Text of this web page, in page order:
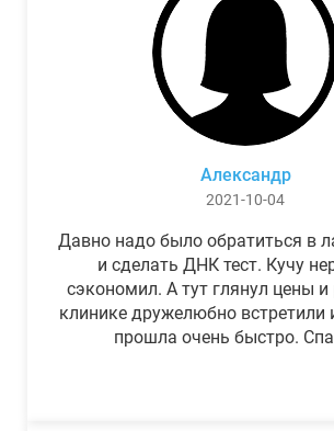
Александр
2021-10-04
Давно надо было обратиться в
и сделать ДНК тест. Кучу
сэкономил. А тут глянул цены
клинике дружелюбно встретили
прошла очень быстро.